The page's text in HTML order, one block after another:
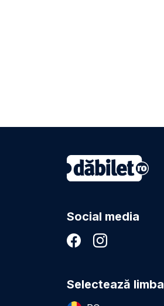
Social media
Selectează limba